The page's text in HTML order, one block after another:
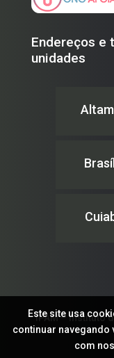
Endereços e
unidades
IPAM – Instituto
Este site usa
continuar
com